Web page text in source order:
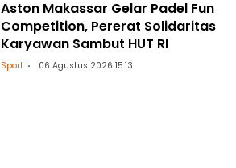
Aston Makassar Gelar Padel Fun
Competition, Pererat Solidaritas
Karyawan Sambut HUT RI
Sport 06 Agustus 2026 15:13